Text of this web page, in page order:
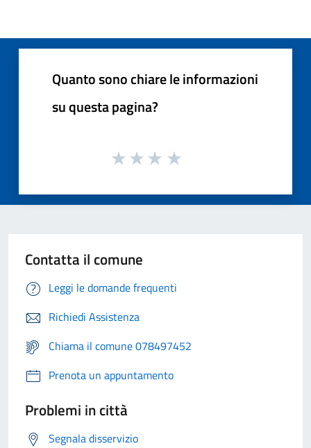
Quanto sono chiare le informazioni
su questa pagina?
Contatta il comune
Leggi le domande frequenti
Richiedi Assistenza
Chiama il comune 078497452
Prenota un appuntamento
Problemi in città
Segnala disservizio